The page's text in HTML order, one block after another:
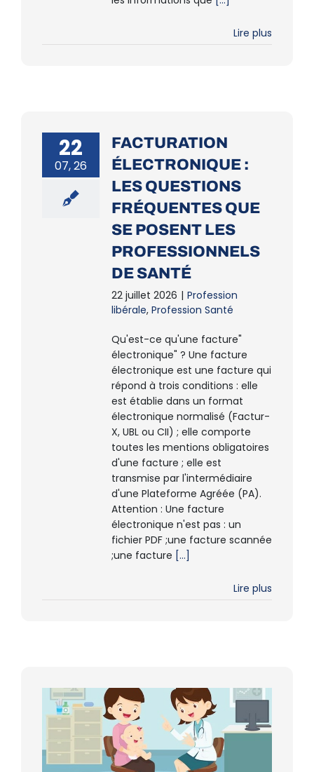
Lire plus
22
07, 26
FACTURATION
ÉLECTRONIQUE :
LES QUESTIONS
FRÉQUENTES QUE
SE POSENT LES
PROFESSIONNELS
DE SANTÉ
22 juillet 2026 | Profession
libérale, Profession Santé
Qu'est-ce qu'une facture"
électronique" ? Une facture
électronique est une facture qui
répond à trois conditions : elle
est établie dans un format
électronique normalisé (Factur-
X, UBL ou CII) ; elle comporte
toutes les mentions obligatoires
d'une facture ; elle est
transmise par l'intermédiaire
d'une Plateforme Agréée (PA).
Attention : Une facture
électronique n'est pas : un
fichier PDF ;une facture scannée
;une facture [...]
Lire plus